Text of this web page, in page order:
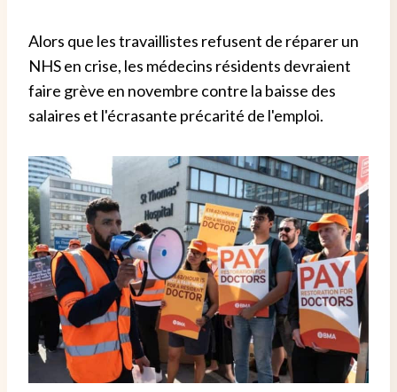
Alors que les travaillistes refusent de réparer un
NHS en crise, les médecins résidents devraient
faire grève en novembre contre la baisse des
salaires et l'écrasante précarité de l'emploi.